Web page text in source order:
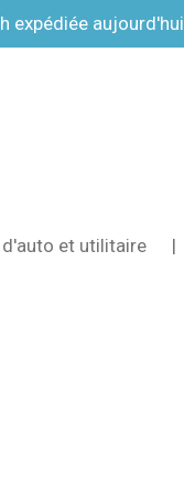
expédiée aujourd'hui
et utilitaire